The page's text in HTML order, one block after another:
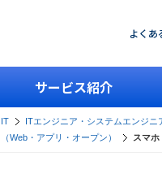
よくあ
サービス紹介
ITエンジニア・システムエンジニ
Web・アプリ・オープン）
スマ